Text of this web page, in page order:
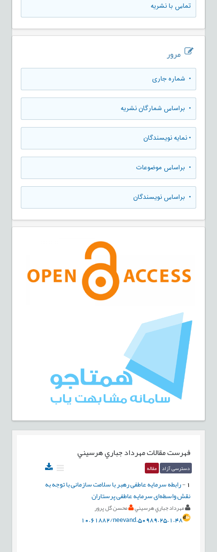
تماس با نشریه
مرور
• شماره جاری
• براساس شمارگان نشریه
•نمایه نویسندگان
• براساس موضوعات
• براساس نویسندگان
فهرست مقالاتمهرداد جباري هرسيني
دسترسی آزاد مقاله
-رابطه سرمایه عاطفی رهبر با سلامت سازمانی با توجه به
نقش واسطه‌ای سرمایه عاطفی پرستاران
مهرداد جباري هرسيني محسن گل پرور
10.61882/neevand.50989.25.1.48